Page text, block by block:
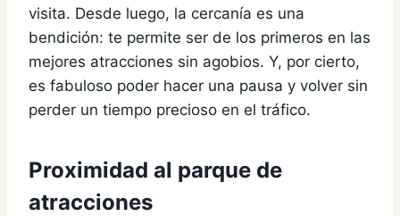
visita. Desde luego, la cercanía es una
bendición: te permite ser de los primeros en las
mejores atracciones sin agobios. Y, por cierto,
es fabuloso poder hacer una pausa y volver sin
perder un tiempo precioso en el tráfico.
Proximidad al parque de
atracciones